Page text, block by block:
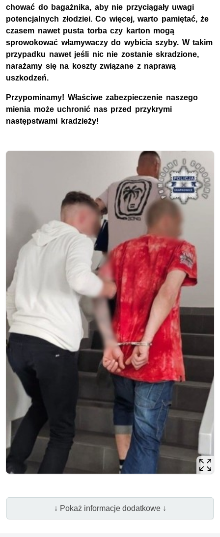
chować do bagażnika, aby nie przyciągały uwagi
potencjalnych złodziei. Co więcej, warto pamiętać, że
czasem nawet pusta torba czy karton mogą
sprowokować włamywaczy do wybicia szyby. W takim
przypadku nawet jeśli nic nie zostanie skradzione,
narażamy się na koszty związane z naprawą
uszkodzeń.
Przypominamy! Właściwe zabezpieczenie naszego
mienia może uchronić nas przed przykrymi
następstwami kradzieży!
↓ Pokaż informacje dodatkowe ↓